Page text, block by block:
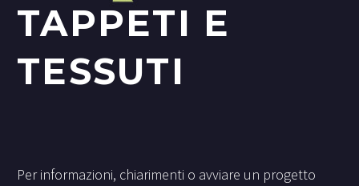
TAPPETI E
TESSUTI
Per informazioni, chiarimenti o avviare un progetto